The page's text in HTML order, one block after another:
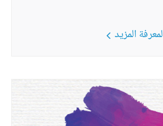
لمعرفة المزيد